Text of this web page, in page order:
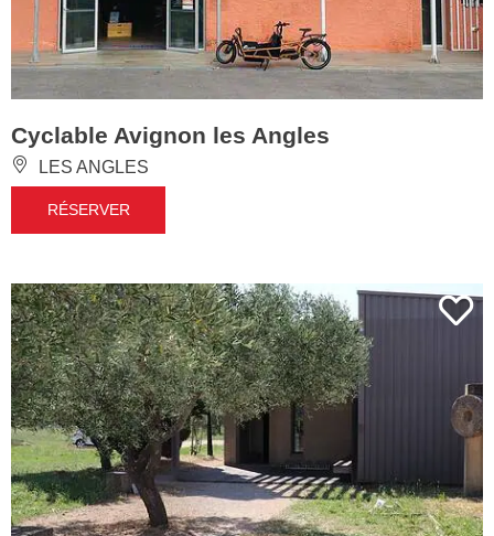
Cyclable Avignon les Angles
LES ANGLES
RÉSERVER